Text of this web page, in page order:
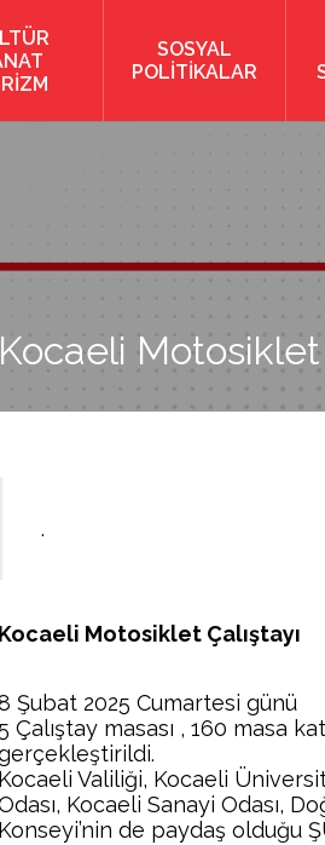
SOSYAL
POLİTİKALAR
Kocaeli Motosiklet
.
Kocaeli Motosiklet Çalıştayı
Şubat 2025 Cumartesi günü
Çalıştay masası , 160 masa
Kocaeli Valiliği, Kocaeli
Kocaeli Sanayi Odası,
Konseyi’nin de paydaş olduğu